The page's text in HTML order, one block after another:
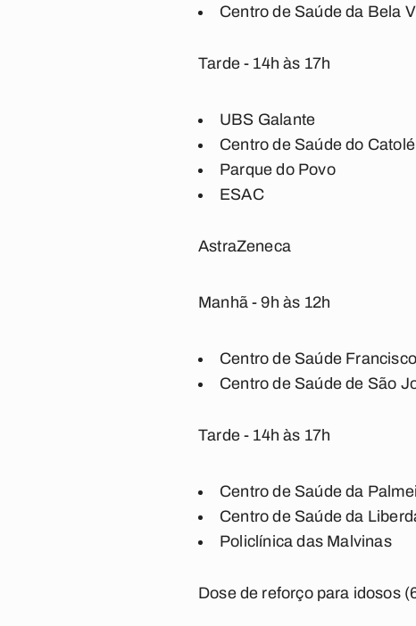
Centro de Saúde da Bela
Tarde - 14h às 17h
UBS Galante
Centro de Saúde do Catolé
Parque do Povo
ESAC
AstraZeneca
Manhã - 9h às 12h
Centro de Saúde
Centro de Saúde de São
Tarde - 14h às 17h
Centro de Saúde da
Centro de Saúde da
Policlínica das Malvinas
Dose de reforço para idosos